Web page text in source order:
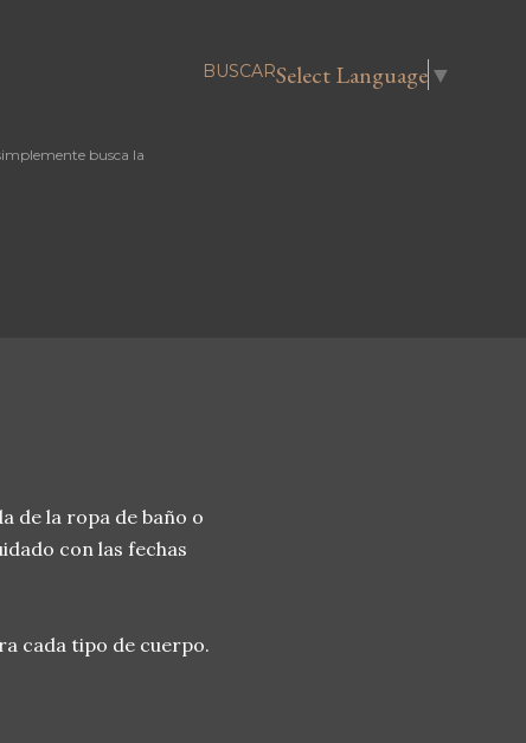
BUSCARSelect Language▼
busca la
de la ropa de baño o
con las fechas
cada tipo de cuerpo.